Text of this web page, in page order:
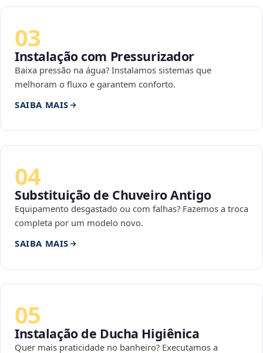
03
Instalação com Pressurizador
Baixa pressão na água? Instalamos sistemas que
melhoram o fluxo e garantem conforto.
SAIBA MAIS
04
Substituição de Chuveiro Antigo
Equipamento desgastado ou com falhas? Fazemos a troca
completa por um modelo novo.
SAIBA MAIS
05
Instalação de Ducha Higiênica
Quer mais praticidade no banheiro? Executamos a